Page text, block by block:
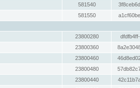
581540
581550
23800280
23800360
23800460
23800480
23800440